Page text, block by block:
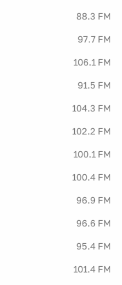
88.3 FM
97.7 FM
106.1 FM
91.5 FM
104.3 FM
102.2 FM
100.1 FM
100.4 FM
96.9 FM
96.6 FM
95.4 FM
101.4 FM